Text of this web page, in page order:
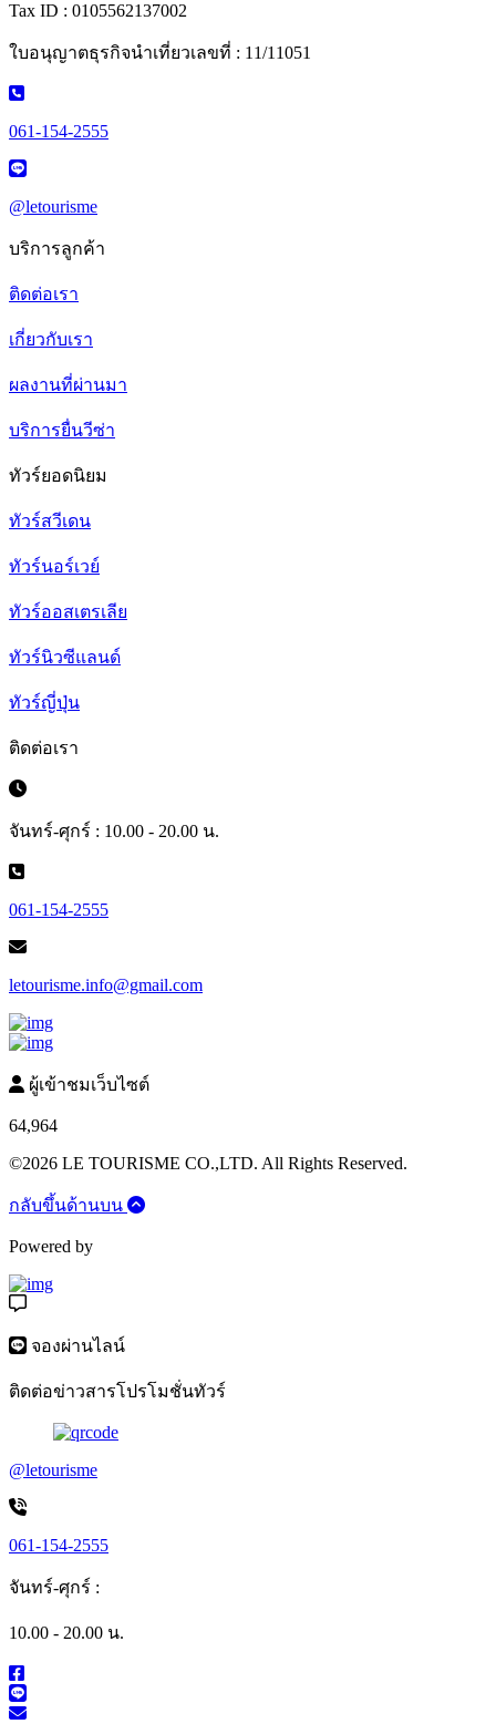
Tax ID : 0105562137002
ใบอนุญาตธุรกิจนำเที่ยวเลขที่ : 11/11051
061-154-2555
@letourisme
บริการลูกค้า
ติดต่อเรา
เกี่ยวกับเรา
ผลงานที่ผ่านมา
บริการยื่นวีซ่า
ทัวร์ยอดนิยม
ทัวร์สวีเดน
ทัวร์นอร์เวย์
ทัวร์ออสเตรเลีย
ทัวร์นิวซีแลนด์
ทัวร์ญี่ปุ่น
ติดต่อเรา
จันทร์-ศุกร์ : 10.00 - 20.00 น.
061-154-2555
letourisme.info@gmail.com
ผู้เข้าชมเว็บไซต์
64,964
©2026 LE TOURISME CO.,LTD. All Rights Reserved.
กลับขึ้นด้านบน
Powered by
จองผ่านไลน์
ติดต่อข่าวสารโปรโมชั่นทัวร์
@letourisme
061-154-2555
จันทร์-ศุกร์ :
10.00 - 20.00 น.